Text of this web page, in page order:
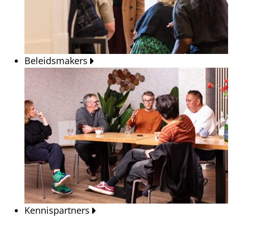
Beleidsmakers
Kennispartners